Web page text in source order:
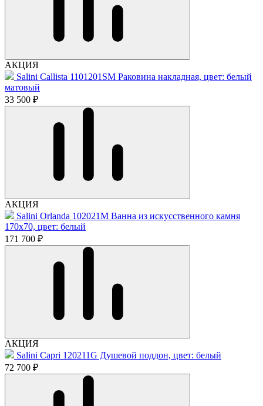
АКЦИЯ
Salini Callista 1101201SM Раковина накладная, цвет: белый
матовый
33 500 ₽
АКЦИЯ
Salini Orlanda 102021M Ванна из искусственного камня
170x70, цвет: белый
171 700 ₽
АКЦИЯ
Salini Capri 120211G Душевой поддон, цвет: белый
72 700 ₽